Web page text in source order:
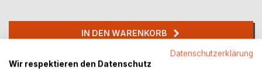
IN DEN WARENKORB
Auf die Merkliste
Datenschutzerklärung
Wir respektieren den Datenschutz